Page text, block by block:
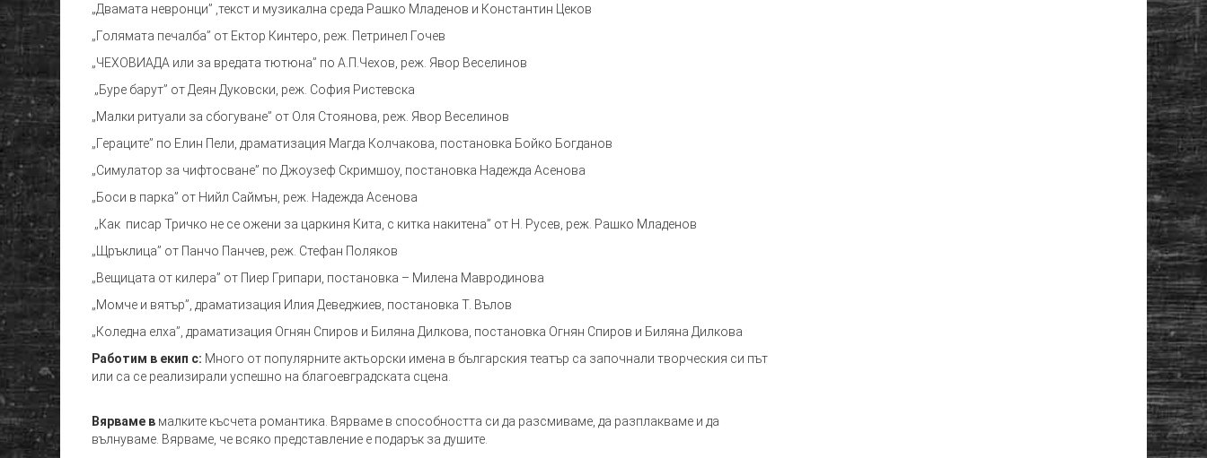
„Двамата невронци” ,текст и музикална среда Рашко Младенов и Константин Цеков
„Голямата печалба” от Ектор Кинтеро, реж. Петринел Гочев
„ЧЕХОВИАДА или за вредата тютюна” по А.П.Чехов, реж. Явор Веселинов
„Буре барут” от Деян Дуковски, реж. София Ристевска
„Малки ритуали за сбогуване” от Оля Стоянова, реж. Явор Веселинов
„Гераците” по Елин Пели, драматизация Магда Колчакова, постановка Бойко Богданов
„Симулатор за чифтосване” по Джоузеф Скримшоу, постановка Надежда Асенова
„Боси в парка” от Нийл Саймън, реж. Надежда Асенова
„Как писар Тричко не се ожени за царкиня Кита, с китка накитена” от Н. Русев, реж. Рашко Младенов
„Щръклица” от Панчо Панчев, реж. Стефан Поляков
„Вещицата от килера” от Пиер Грипари, постановка – Милена Мавродинова
„Момче и вятър”, драматизация Илия Деведжиев, постановка Т. Вълов
„Коледна елха”, драматизация Огнян Спиров и Биляна Дилкова, постановка Огнян Спиров и Биляна Дилкова
Работим в екип с: Много от популярните актьорски имена в българския театър са започнали творческия си път
или са се реализирали успешно на благоевградската сцена.
Вярваме в малките късчета романтика. Вярваме в способността си да разсмиваме, да разплакваме и да
вълнуваме. Вярваме, че всяко представление е подарък за душите.